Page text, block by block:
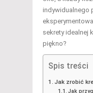
indywidualnego
sekrety idealnej
piękno?
Spis treści
Jak zrobić
Jak